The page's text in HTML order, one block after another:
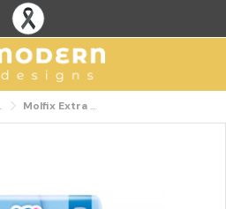
Molfix Extra Dry Pants baby diaper pants